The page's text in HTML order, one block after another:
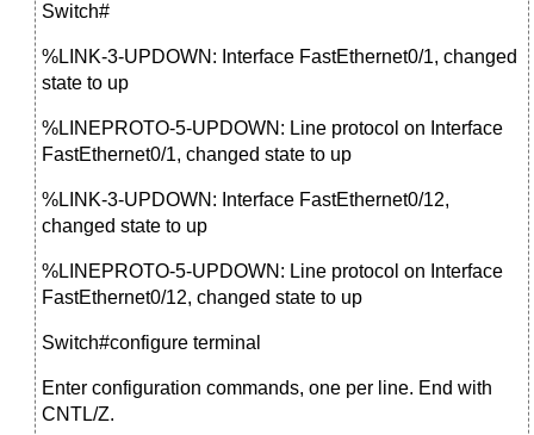
Switch#
%LINK-3-UPDOWN: Interface FastEthernet0/1, changed
state to up
%LINEPROTO-5-UPDOWN: Line protocol on Interface
FastEthernet0/1, changed state to up
%LINK-3-UPDOWN: Interface FastEthernet0/12,
changed state to up
%LINEPROTO-5-UPDOWN: Line protocol on Interface
FastEthernet0/12, changed state to up
Switch#configure terminal
Enter configuration commands, one per line. End with
CNTL/Z.